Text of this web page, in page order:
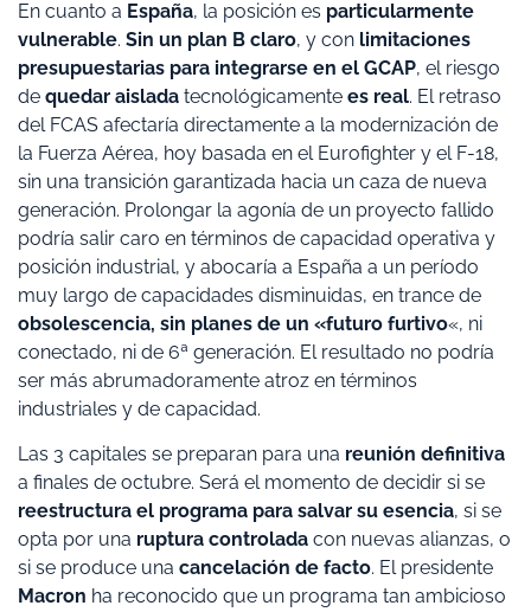
En cuanto a España, la posición es particularmente
vulnerable. Sin un plan B claro, y con limitaciones
presupuestarias para integrarse en el GCAP, el riesgo
de quedar aislada tecnológicamente es real. El retraso
del FCAS afectaría directamente a la modernización de
la Fuerza Aérea, hoy basada en el Eurofighter y el F-18,
sin una transición garantizada hacia un caza de nueva
generación. Prolongar la agonía de un proyecto fallido
podría salir caro en términos de capacidad operativa y
posición industrial, y abocaría a España a un período
muy largo de capacidades disminuidas, en trance de
obsolescencia, sin planes de un «futuro furtivo«, ni
conectado, ni de 6ª generación. El resultado no podría
ser más abrumadoramente atroz en términos
industriales y de capacidad.
Las 3 capitales se preparan para una reunión definitiva
a finales de octubre. Será el momento de decidir si se
reestructura el programa para salvar su esencia, si se
opta por una ruptura controlada con nuevas alianzas, o
si se produce una cancelación de facto. El presidente
Macron ha reconocido que un programa tan ambicioso